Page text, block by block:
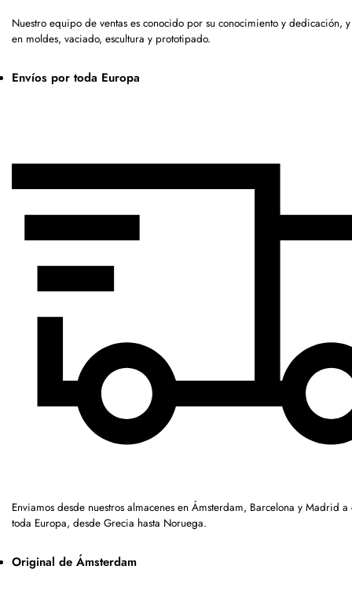
Nuestro equipo de ventas es conocido por su conocimiento y dedicación,
en moldes, vaciado, escultura y prototipado.
Envíos por toda Europa
Enviamos desde nuestros almacenes en Ámsterdam, Barcelona y Madrid a
toda Europa, desde Grecia hasta Noruega.
Original de Ámsterdam